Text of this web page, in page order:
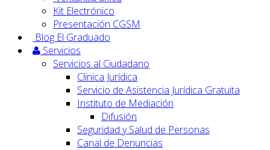
Kit Electrónico
Presentación CGSM
Blog El Graduado
Servicios
Servicios al Ciudadano
Clínica Jurídica
Servicio de Asistencia Jurídica Gratuita
Instituto de Mediación
Difusión
Seguridad y Salud de Personas
Canal de Denuncias